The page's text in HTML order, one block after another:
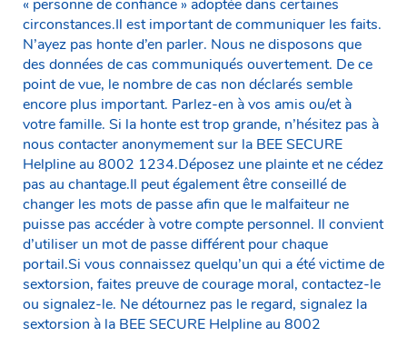
« personne de confiance » adoptée dans certaines
circonstances.Il est important de communiquer les faits.
N’ayez pas honte d’en parler. Nous ne disposons que
des données de cas communiqués ouvertement. De ce
point de vue, le nombre de cas non déclarés semble
encore plus important. Parlez-en à vos amis ou/et à
votre famille. Si la honte est trop grande, n’hésitez pas à
nous contacter anonymement sur la BEE SECURE
Helpline au 8002 1234.Déposez une plainte et ne cédez
pas au chantage.Il peut également être conseillé de
changer les mots de passe afin que le malfaiteur ne
puisse pas accéder à votre compte personnel. Il convient
d’utiliser un mot de passe différent pour chaque
portail.Si vous connaissez quelqu’un qui a été victime de
sextorsion, faites preuve de courage moral, contactez-le
ou signalez-le. Ne détournez pas le regard, signalez la
sextorsion à la BEE SECURE Helpline au 8002